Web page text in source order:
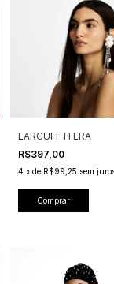
EARCUFF ITERA
R$397,00
4 xde R$99,25 sem
Comprar